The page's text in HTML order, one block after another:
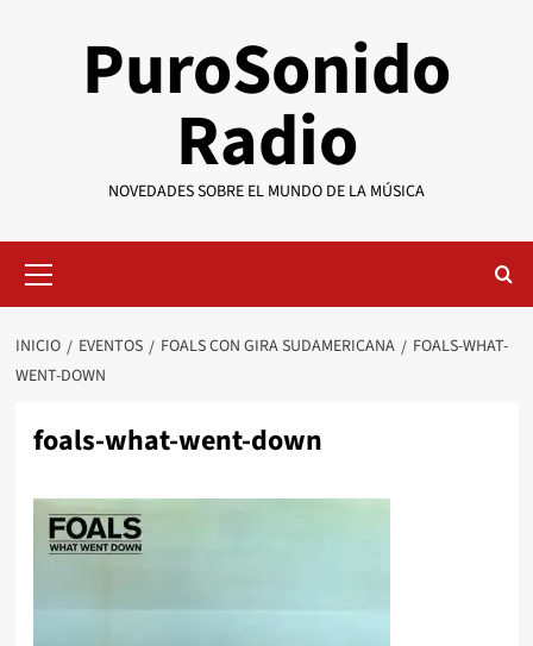
PuroSonido
Radio
NOVEDADES SOBRE EL MUNDO DE LA MÚSICA
primario
INICIO EVENTOS FOALS CON GIRA SUDAMERICANA
FOALS-WHAT-
WENT-DOWN
foals-what-went-down